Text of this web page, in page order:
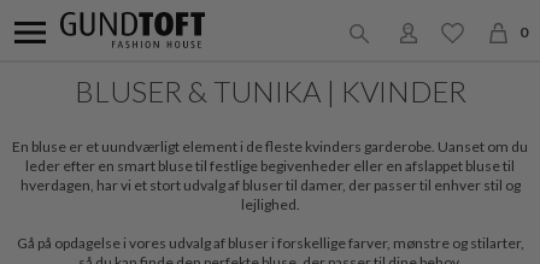
0
BLUSER & TUNIKA | KVINDER
En bluse er et uundværligt element i de fleste kvinders garderobe. Uanset om du
leder efter en smart bluse til festlige begivenheder eller en afslappet bluse til
hverdagen, har vi et stort udvalg af bluser til damer, der passer til enhver stil og
lejlighed.
Gå på opdagelse i vores udvalg af bluser i forskellige farver, mønstre og stilarter,